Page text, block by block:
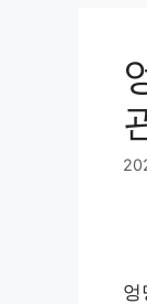
엉